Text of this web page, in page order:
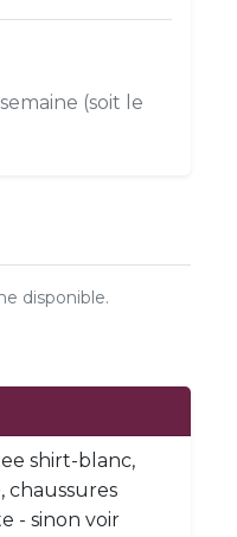
(soit le
disponible.
shirt-blanc,
- sinon voir